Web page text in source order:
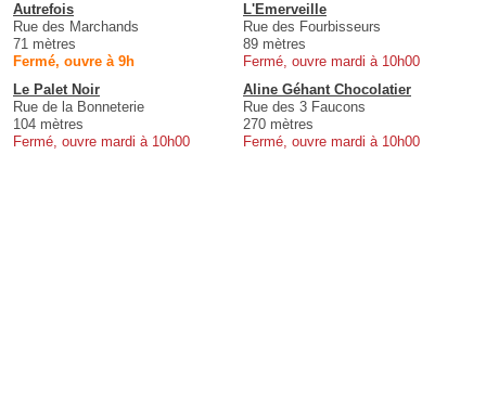
Autrefois
Rue des Marchands
71 mètres
Fermé, ouvre à 9h
L'Emerveille
Rue des Fourbisseurs
89 mètres
Fermé, ouvre mardi à 10h00
Le Palet Noir
Rue de la Bonneterie
104 mètres
Fermé, ouvre mardi à 10h00
Aline Géhant Chocolatier
Rue des 3 Faucons
270 mètres
Fermé, ouvre mardi à 10h00